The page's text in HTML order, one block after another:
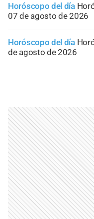
Horóscopo del día
07 de agosto de 2026
Horóscopo del día
de agosto de 2026